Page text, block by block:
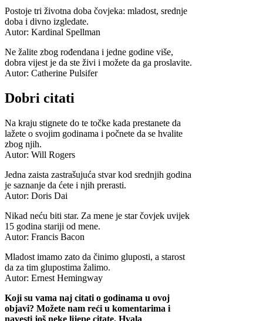
Postoje tri životna doba čovjeka: mladost, srednje
doba i divno izgledate.
Autor: Kardinal Spellman
Ne žalite zbog rođendana i jedne godine više,
dobra vijest je da ste živi i možete da ga proslavite.
Autor: Catherine Pulsifer
Dobri citati
Na kraju stignete do te točke kada prestanete da
lažete o svojim godinama i počnete da se hvalite
zbog njih.
Autor: Will Rogers
Jedna zaista zastrašujuća stvar kod srednjih godina
je saznanje da ćete i njih prerasti.
Autor: Doris Dai
Nikad neću biti star. Za mene je star čovjek uvijek
15 godina stariji od mene.
Autor: Francis Bacon
Mladost imamo zato da činimo gluposti, a starost
da za tim glupostima žalimo.
Autor: Ernest Hemingway
Koji su vama naj citati o godinama u ovoj
objavi? Možete nam reći u komentarima i
navesti još neke lijepe citate. Hvala